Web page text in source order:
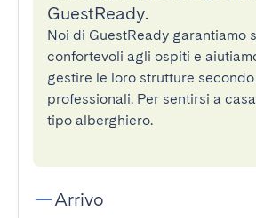
GuestReady.
Noi di GuestReady garantiamo
confortevoli agli ospiti e
gestire le loro strutture
professionali. Per sentirsi a
tipo alberghiero.
Arrivo